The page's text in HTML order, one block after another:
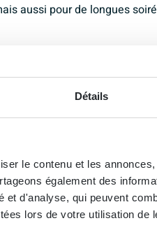
Détails
le contenu et les
également des
et d'analyse, qui peuvent
lors de votre utilisation de
aussi pour de longues
d’environ 8 mm, ce qui
épuré et minimaliste qui
look calme et luxueux.
vous profitez d’une cuve
La forme ovale est
dans une niche ou le
à un large rebord
Vous créez ainsi